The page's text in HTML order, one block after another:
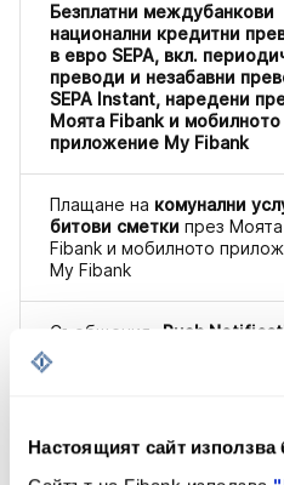
Настоящият сайт използва
Безплатни междубанкови
национални кредитни
в евро SEPA, вкл.
преводи и незабавни
SEPA Instant, наредени
Моята Fibank и мобилното
приложение My Fibank
Плащане на комунални
битови сметки през Моята
Fibank и мобилното
My Fibank
Съобщения
„Push
Регистрация за имейл